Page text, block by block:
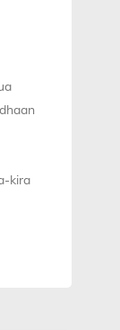
kira